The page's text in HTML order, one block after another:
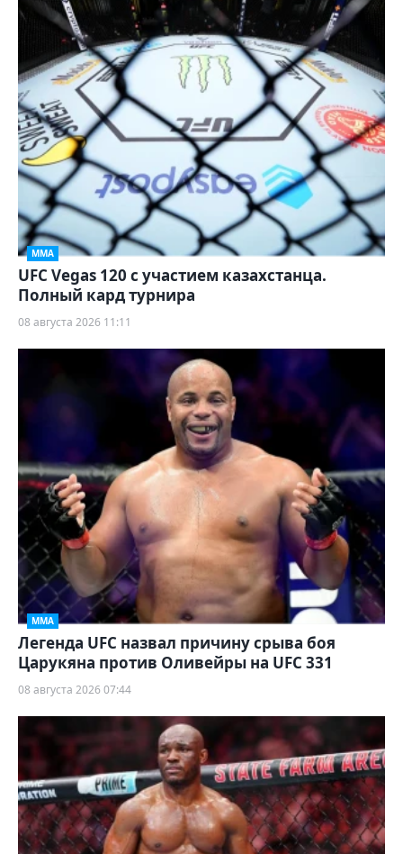
ММА
UFC Vegas 120 с участием казахстанца.
Полный кард турнира
08 августа 2026 11:11
ММА
Легенда UFC назвал причину срыва боя
Царукяна против Оливейры на UFC 331
08 августа 2026 07:44